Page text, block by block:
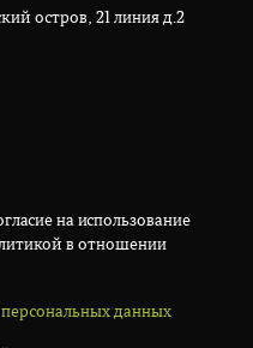
остров, 21 линия д.2
на использование
в отношении
данных